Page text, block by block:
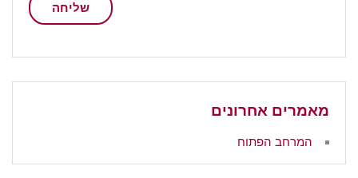
שליחה
מאמרים אחרונים
המרחב הפתוח